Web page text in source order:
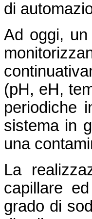
di
Ad oggi,
(pH, eH,
periodiche
sistema in
una
La
capillare
grado di